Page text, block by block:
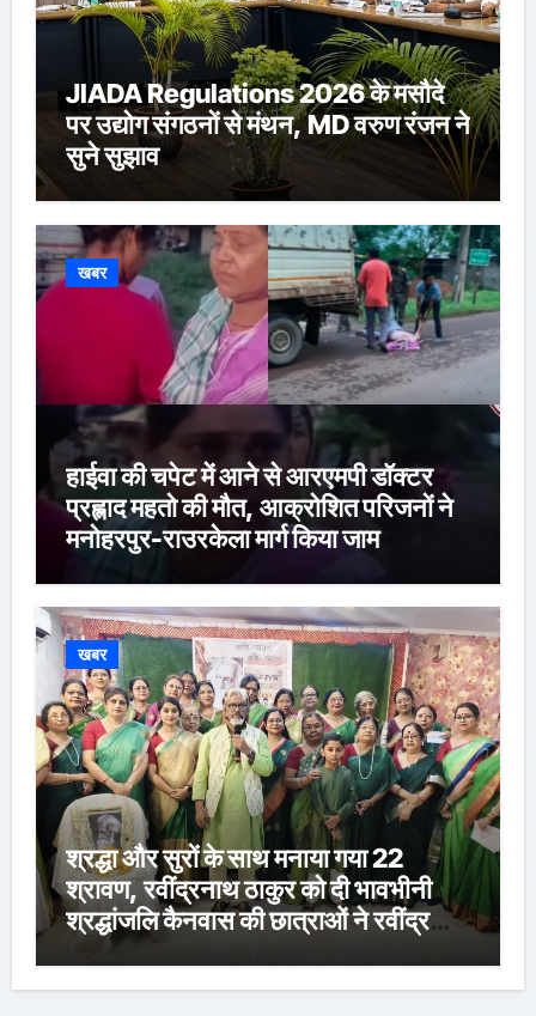
JIADA Regulations 2026 के मसौदे
पर उद्योग संगठनों से मंथन, MD वरुण रंजन ने
सुने सुझाव
खबर
हाईवा की चपेट में आने से आरएमपी डॉक्टर
प्रह्लाद महतो की मौत, आक्रोशित परिजनों ने
मनोहरपुर-राउरकेला मार्ग किया जाम
खबर
श्रद्धा और सुरों के साथ मनाया गया 22
श्रावण, रवींद्रनाथ ठाकुर को दी भावभीनी
श्रद्धांजलि कैनवास की छात्राओं ने रवींद्र
बांधा समां